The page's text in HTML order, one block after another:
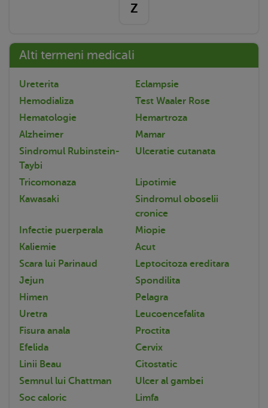
Z
Alti termeni medicali
Ureterita
Eclampsie
Hemodializa
Test Waaler Rose
Hematologie
Hemartroza
Alzheimer
Mamar
Sindromul Rubinstein-
Taybi
Ulceratie cutanata
Tricomonaza
Lipotimie
Kawasaki
Sindromul oboselii
cronice
Infectie puerperala
Miopie
Kaliemie
Acut
Scara lui Parinaud
Leptocitoza ereditara
Jejun
Spondilita
Himen
Pelagra
Uretra
Leucoencefalita
Fisura anala
Proctita
Efelida
Cervix
Linii Beau
Citostatic
Semnul lui Chattman
Ulcer al gambei
Soc caloric
Limfa